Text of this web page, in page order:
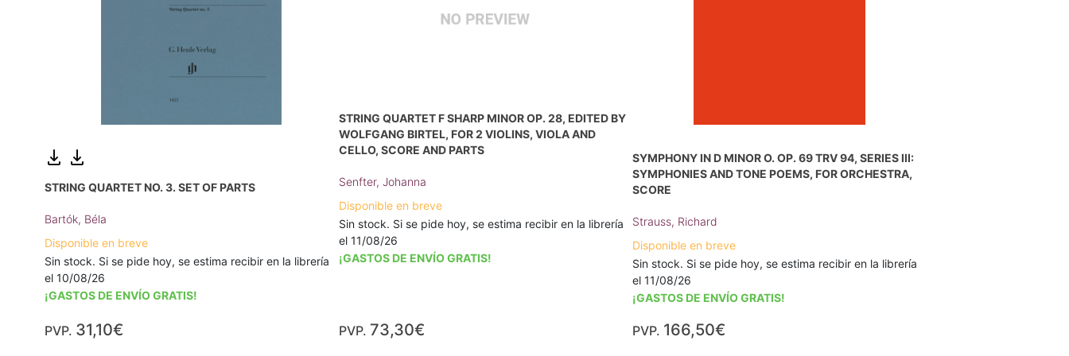
STRING QUARTET NO. 3. SET OF PARTS
Bartók, Béla
Disponible en breve
Sin stock. Si se pide hoy, se estima recibir en la librería
el 10/08/26
¡GASTOS DE ENVÍO GRATIS!
PVP. 31,10€
STRING QUARTET F SHARP MINOR OP. 28, EDITED BY
WOLFGANG BIRTEL, FOR 2 VIOLINS, VIOLA AND
CELLO, SCORE AND PARTS
Senfter, Johanna
Disponible en breve
Sin stock. Si se pide hoy, se estima recibir en la librería
el 11/08/26
¡GASTOS DE ENVÍO GRATIS!
PVP. 73,30€
SYMPHONY IN D MINOR O. OP. 69 TRV 94, SERIES III:
SYMPHONIES AND TONE POEMS, FOR ORCHESTRA,
SCORE
Strauss, Richard
Disponible en breve
Sin stock. Si se pide hoy, se estima recibir en la librería
el 11/08/26
¡GASTOS DE ENVÍO GRATIS!
PVP. 166,50€